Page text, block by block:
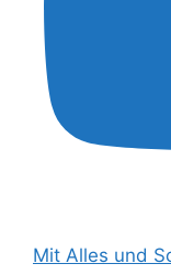
Mit Alles und